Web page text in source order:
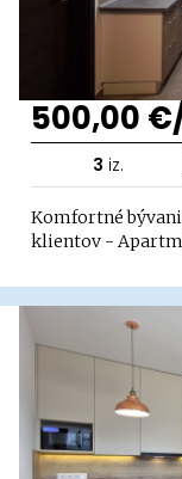
500,00
3 iz.
Komfortné
klientov -